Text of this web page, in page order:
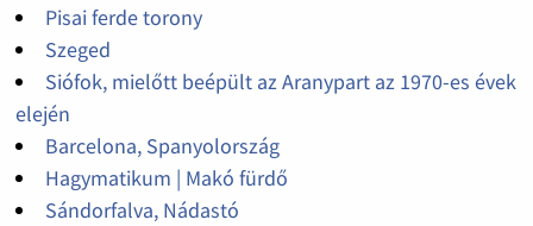
Pisai ferde torony
Szeged
Siófok, mielőtt beépült az Aranypart az 1970-es évek
elején
Barcelona, Spanyolország
Hagymatikum | Makó fürdő
Sándorfalva, Nádastó